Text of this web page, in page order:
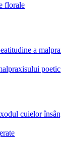
florale
poetic